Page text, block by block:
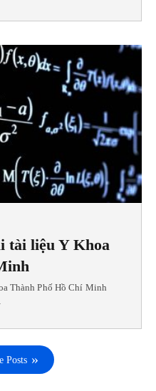
tài liệu Y Khoa
Thành Phố Hồ Chí Minh
Posts